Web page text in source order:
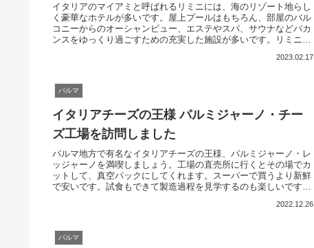
イタリアのマイアミと呼ばれるリミニには、海のリゾート地らし
く豪華なホテルが多いです。屋上プールはもちろん、部屋のバル
コニーからのオーシャンビュー、エステやスパ、サウナなどバカ
ンスをゆっくり過ごすための充実した施設が多いです。リミニに
2023.02.17
パルマ
イタリアチーズの王様 パルミジャーノ・チー
ズ工場を訪問しました
パルマ地方で有名なイタリアチーズの王様、パルミジャーノ・レ
ッジャーノを満喫しましょう。工場の直売所に行くとその場でカ
ットして、真空パックにしてくれます。スーパーで買うより新鮮
で安いです。試食もできて製造過程を見学するのも楽しいです。
2022.12.26
パルマ